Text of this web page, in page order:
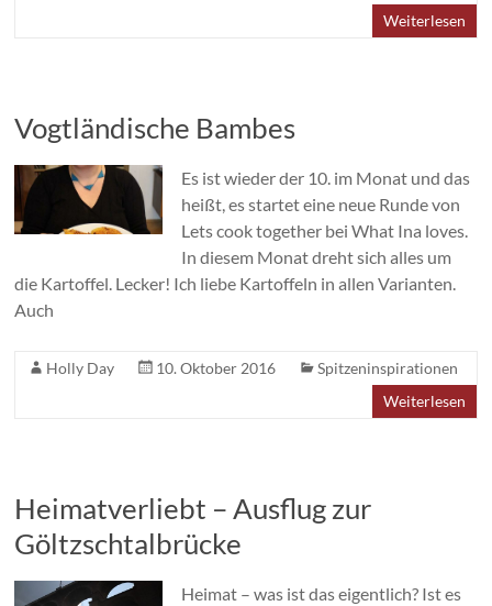
Weiterlesen
Vogtländische Bambes
Es ist wieder der 10. im Monat und das
heißt, es startet eine neue Runde von
Lets cook together bei What Ina loves.
In diesem Monat dreht sich alles um
die Kartoffel. Lecker! Ich liebe Kartoffeln in allen Varianten.
Auch
Holly Day 10. Oktober 2016
Spitzeninspirationen
Weiterlesen
Heimatverliebt – Ausflug zur
Göltzschtalbrücke
Heimat – was ist das eigentlich? Ist es